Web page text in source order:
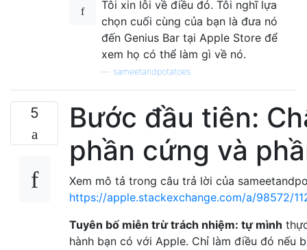
Tôi xin lỗi về điều đó. Tôi nghĩ lựa
chọn cuối cùng của bạn là đưa nó
đến Genius Bar tại Apple Store để
xem họ có thể làm gì về nó.
sameetandpotatoes
5
Bước đầu tiên:
phần cứng và
Xem mô tả trong câu trả lời của
https://apple.stackexchange.com/a/98572/
Tuyên bố miễn trừ trách nhiệm: tự mình
hành bạn có với Apple. Chỉ làm điều đó nếu